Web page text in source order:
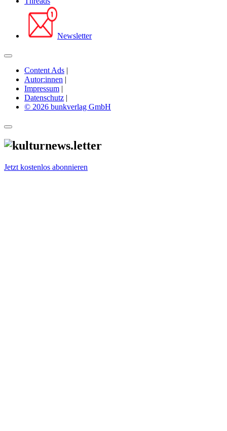
Newsletter
Content Ads |
Autor:innen |
Impressum |
Datenschutz |
© 2026 bunkverlag GmbH
Jetzt kostenlos abonnieren